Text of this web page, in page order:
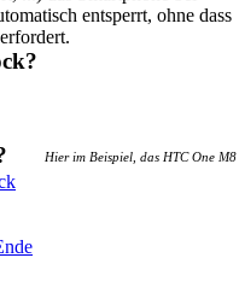
entsperrt, ohne dass
Hier im Beispiel, das HTC One M8